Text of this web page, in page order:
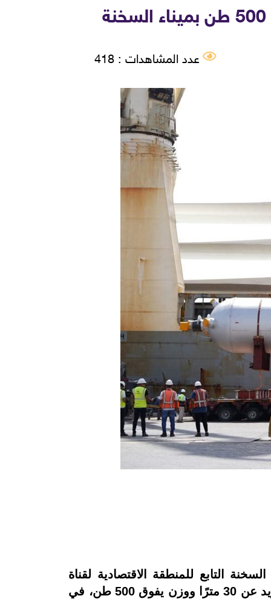
عدد المشاهدات : 418
السخنة التابع للمنطقة الاقتصادية لقناة
السويس، عن نجاحها في استقبال ومناولة معدة صناعية عملاقة من نوع أمونيا كونفرتر بطول يزيد عن 30 مترًا ووزن يفوق 500 طن، في